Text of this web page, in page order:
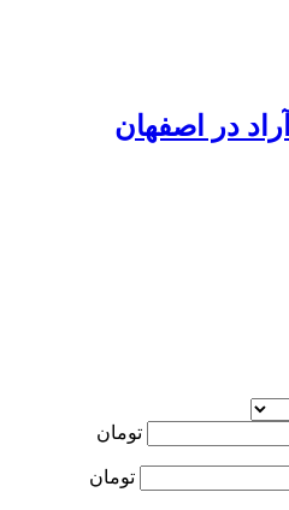
در اصفهان
تومان
تومان